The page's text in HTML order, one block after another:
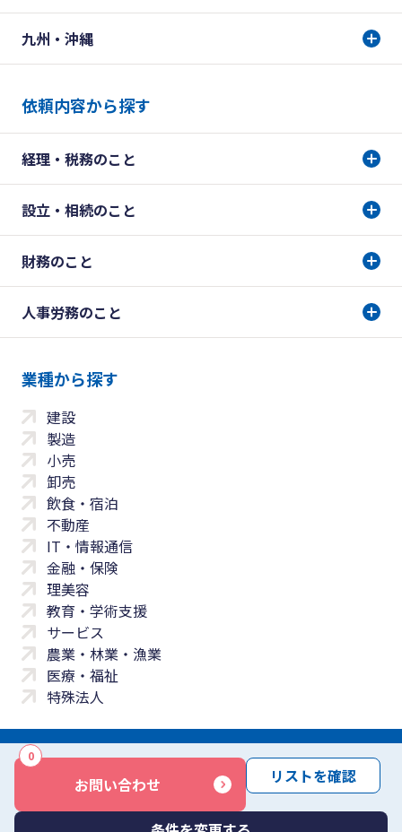
お問い合わせ
0
リストを確認
九州・沖縄
依頼内容から探す
経理・税務のこと
設立・相続のこと
財務のこと
人事労務のこと
業種から探す
建設
製造
小売
卸売
飲食・宿泊
不動産
IT・情報通信
金融・保険
理美容
教育・学術支援
サービス
農業・林業・漁業
医療・福祉
特殊法人
サイトマップ 免責事項 サービス利用規約
商標について反社会勢力に対する基本方針 お問い合わせ
Copyright © Yayoi Co., Ltd. All rights reserved.